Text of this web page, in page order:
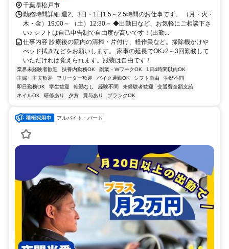
千葉県松戸市
勤務時間詳細 週2、3日・1日1.5～2.5時間のお仕事です。 （月・火・
木・金）19:00～ （土）12:30～ ◆出勤日など、お気軽にご相談下さ
い♪ シフトは自己申告制で自由度が高いです！(出勤...
仕事内容 診療後の院内の清掃・片付け、軽作業など。掃除機がけや
べッド拭きなどをお願いします。 家事の延長でOK♪2～3回勤務して
いただければ覚えられます。服装は自由です！
業界未経験者歓迎 扶養内勤務OK 副業・WワークOK
1日4時間以内OK
主婦・主夫歓迎
フリーター歓迎 バイク通勤OK シフト自由
学歴不問
即日勤務OK
学生歓迎 転勤なし 経験不問 未経験者歓迎
交通費全額支給
ネイルOK
研修あり 夕方 賞与あり ブランクOK
アルバイト・パート